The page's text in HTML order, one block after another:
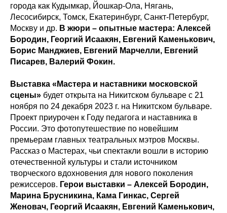
города как Кудымкар, Йошкар-Ола, Нягань,
Лесосибирск, Томск, Екатеринбург, Санкт-Петербург,
Москву и др. В жюри – опытные мастера: Алексей
Бородин, Георгий Исаакян, Евгений Каменькович,
Борис Манджиев, Евгений Марчелли, Евгений
Писарев, Валерий Фокин.
Выставка «Мастера и наставники московской
сцены» будет открыта на Никитском бульваре с 21
ноября по 24 декабря 2023 г. на Никитском бульваре.
Проект приурочен к Году педагога и наставника в
России. Это фотопутешествие по новейшим
премьерам главных театральных мэтров Москвы.
Рассказ о Мастерах, чьи спектакли вошли в историю
отечественной культуры и стали источником
творческого вдохновения для нового поколения
режиссеров. Герои выставки – Алексей Бородин,
Марина Брусникина, Кама Гинкас, Сергей
Женовач, Георгий Исаакян, Евгений Каменькович,